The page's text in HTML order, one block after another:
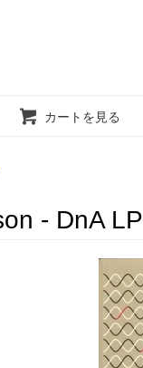
カートを見る
- DnA LP